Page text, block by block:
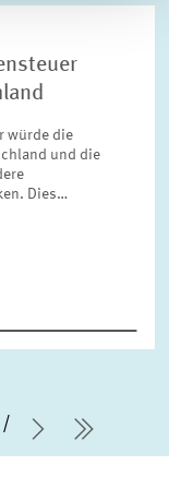
würde die
und die
Dies…
Nächste
letzte